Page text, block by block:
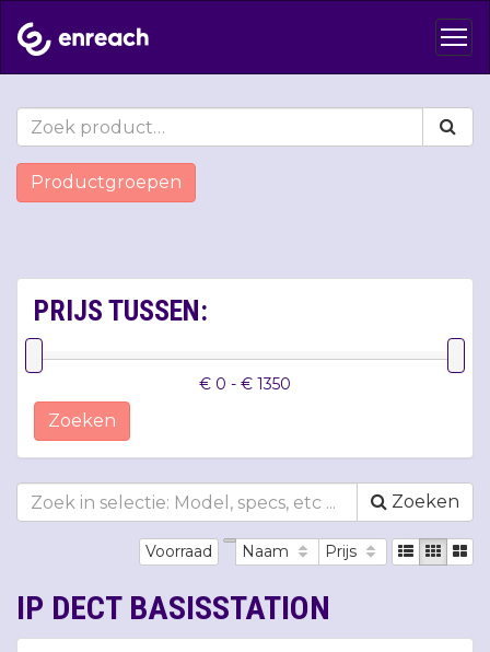
Productgroepen
PRIJS TUSSEN:
€ 0 - € 1350
Zoeken
Zoeken
Voorraad Naam Prijs
IP DECT BASISSTATION